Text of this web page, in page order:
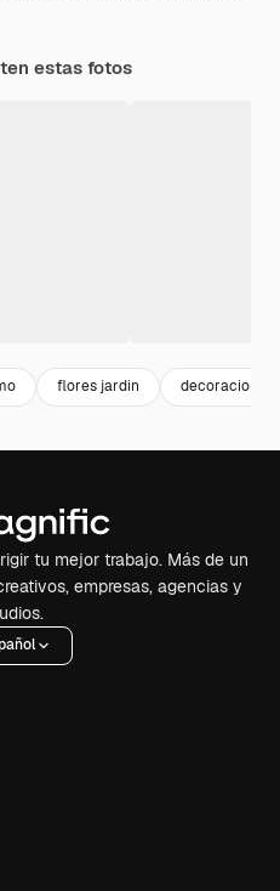
estas fotos
flores jardin decoracion
tu mejor trabajo. Más de un
empresas, agencias y